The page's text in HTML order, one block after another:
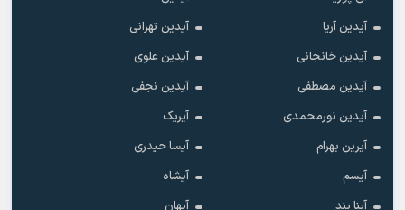
آیدین آریا
آیدین تهرانی
آیدین خانجانی
آیدین علوی
آیدین مصطفی
آیدین نجفی
آیدین نورمحمدی
آیریک
آیرین بهرام
آیسا حیدری
آیسم
آیشاه